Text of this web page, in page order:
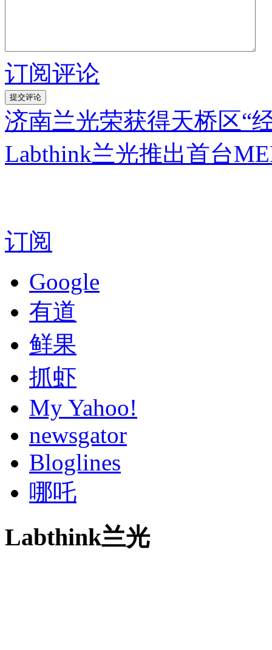
订阅评论
济南兰光荣获得天桥区“
Labthink兰光推出首台
订阅
Google
有道
鲜果
抓虾
My Yahoo!
newsgator
Bloglines
哪吒
Labthink兰光